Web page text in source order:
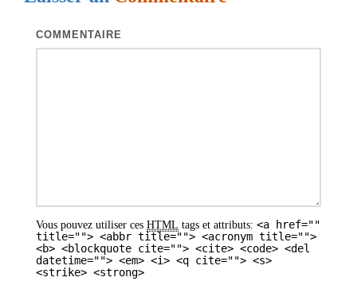
COMMENTAIRE
Vous pouvez utiliser ces HTML tags et attributs: <a href=""
title=""> <abbr title=""> <acronym title="">
<b> <blockquote cite=""> <cite> <code> <del
datetime=""> <em> <i> <q cite=""> <s>
<strike> <strong>